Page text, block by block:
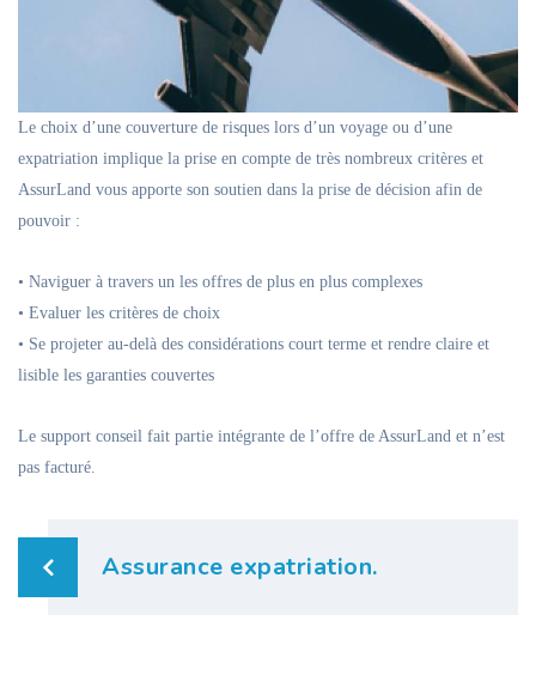
Le choix d’une couverture de risques lors d’un voyage ou d’une
expatriation implique la prise en compte de très nombreux critères et
AssurLand vous apporte son soutien dans la prise de décision afin de
pouvoir :
• Naviguer à travers un les offres de plus en plus complexes
• Evaluer les critères de choix
• Se projeter au-delà des considérations court terme et rendre claire et
lisible les garanties couvertes
Le support conseil fait partie intégrante de l’offre de AssurLand et n’est
pas facturé.
Navigation
de
Assurance expatriation.